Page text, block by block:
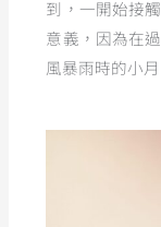
到，一開始接
意義，因為在
風暴雨時的小